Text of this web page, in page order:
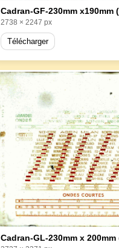
Cadran-GF-230mm x190mm
2738 × 2247 px
Télécharger
Cadran-GL-230mm x